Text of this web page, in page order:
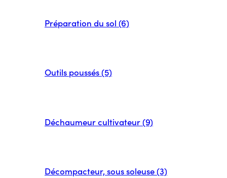
Préparation du sol (6)
Outils poussés (5)
Déchaumeur cultivateur (9)
Décompacteur, sous soleuse (3)